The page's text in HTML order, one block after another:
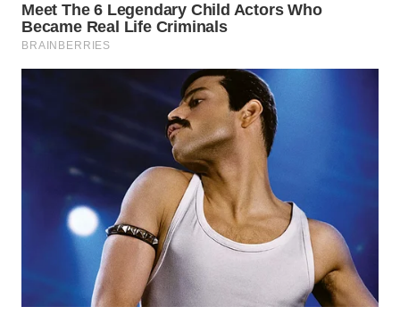
MALUKU
DANAU
TOBA